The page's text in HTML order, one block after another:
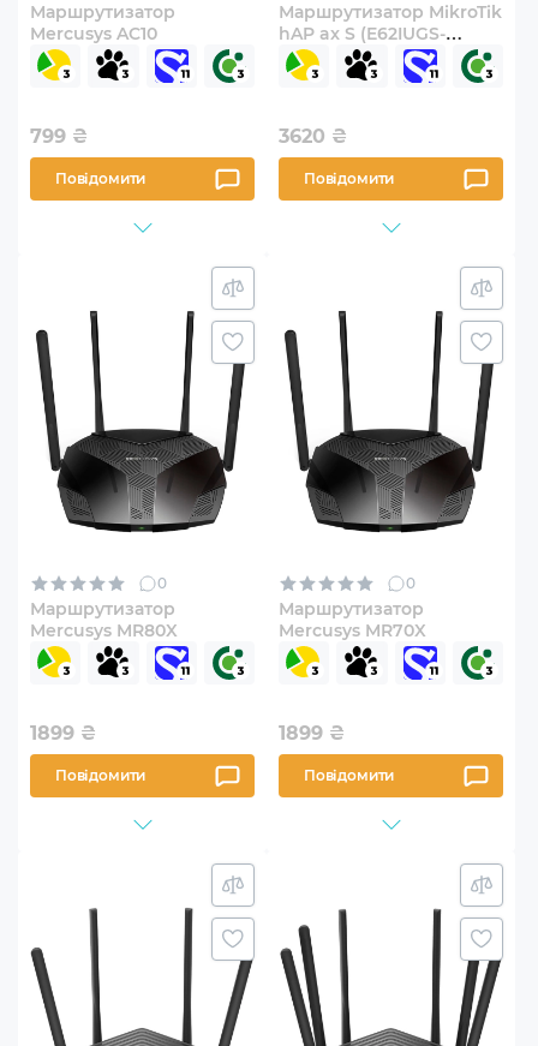
Маршрутизатор
Mercusys AC10
799 ₴
Повідомити
Маршрутизатор MikroTik
hAP ax S (E62IUGS-
2AXD5AXT)
3620 ₴
Повідомити
0
Маршрутизатор
Mercusys MR80X
1899 ₴
Повідомити
0
Маршрутизатор
Mercusys MR70X
1899 ₴
Повідомити